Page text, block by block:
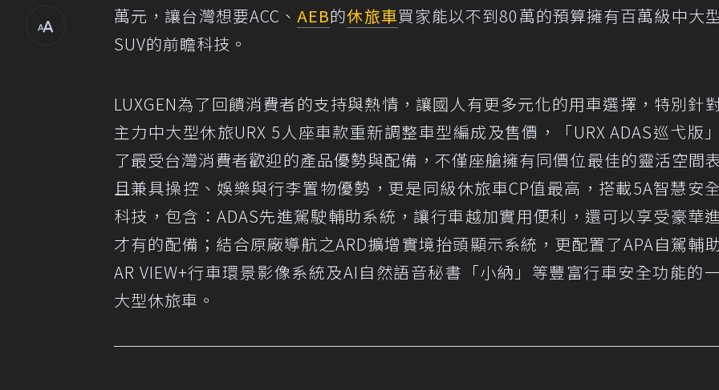
萬元，讓台灣想要ACC、AEB的休旅車買家能以不到80萬的預算擁有百萬級中大
SUV的前瞻科技。
LUXGEN為了回饋消費者的支持與熱情，讓國人有更多元化的用車選擇，特別針
主力中大型休旅URX 5人座車款重新調整車型編成及售價，「URX ADAS巡弋版
了最受台灣消費者歡迎的產品優勢與配備，不僅座艙擁有同價位最佳的靈活空間
且兼具操控、娛樂與行李置物優勢，更是同級休旅車CP值最高，搭載5A智慧安
科技，包含：ADAS先進駕駛輔助系統，讓行車越加實用便利，還可以享受豪華
才有的配備；結合原廠導航之ARD擴增實境抬頭顯示系統，更配置了APA自駕輔
AR VIEW+行車環景影像系統及AI自然語音秘書「小納」等豐富行車安全功能的
大型休旅車。